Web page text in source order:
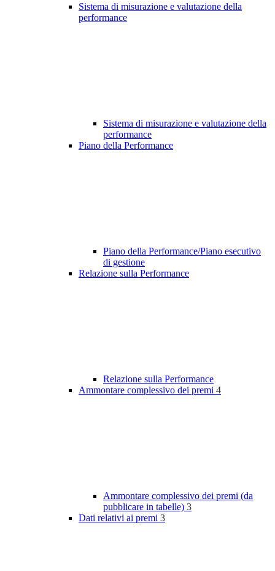
Sistema di misurazione e valutazione della
performance
Sistema di misurazione e valutazione della
performance
Piano della Performance
Piano della Performance/Piano esecutivo
di gestione
Relazione sulla Performance
Relazione sulla Performance
Ammontare complessivo dei premi 4
Ammontare complessivo dei premi (da
pubblicare in tabelle) 3
Dati relativi ai premi 3